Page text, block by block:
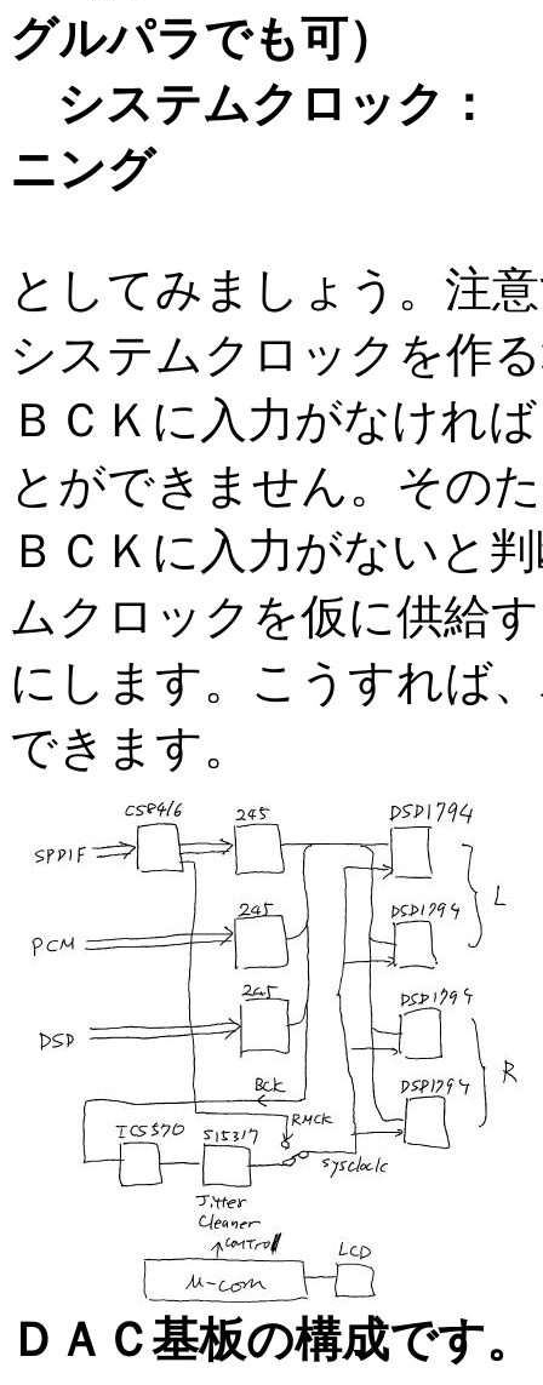
グルパラでも可）
システムクロック：
ニング
としてみましょう。注
システムクロックを作
ＢＣＫに入力がなけれ
とができません。その
ＢＣＫに入力がないと
ムクロックを仮に供給
にします。こうすれば
できます。
ＤＡＣ基板の構成です。